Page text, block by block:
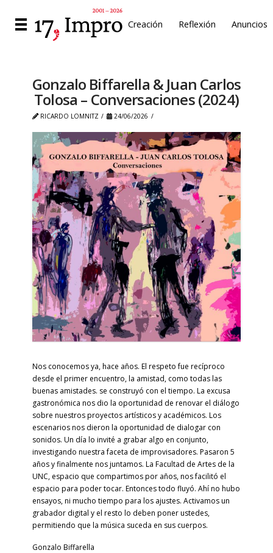
Creación Reflexión Anuncios
Gonzalo Biffarella & Juan Carlos
Tolosa – Conversaciones (2024)
RICARDO LOMNITZ 24/06/2026
Nos conocemos ya, hace años. El respeto fue recíproco
desde el primer encuentro, la amistad, como todas las
buenas amistades. se construyó con el tiempo. La excusa
gastronómica nos dio la oportunidad de renovar el diálogo
sobre nuestros proyectos artísticos y académicos. Los
escenarios nos dieron la oportunidad de dialogar con
sonidos. Un día lo invité a grabar algo en conjunto,
investigando nuestra faceta de improvisadores. Pasaron 5
años y finalmente nos juntamos. La Facultad de Artes de la
UNC, espacio que compartimos por años, nos facilitó el
espacio para poder tocar. Entonces todo fluyó. Ahí no hubo
ensayos, ni mucho tiempo para los ajustes. Activamos un
grabador digital y el resto lo deben poner ustedes,
permitiendo que la música suceda en sus cuerpos.
Gonzalo Biffarella